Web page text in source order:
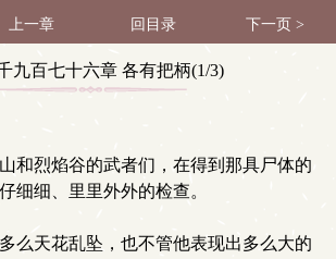
上一章 回目录 下一页 >
九百七十六章 各有把柄(1/3)
和烈焰谷的武者们，在得到那具尸体的
细细、里里外外的检查。
么天花乱坠，也不管他表现出多么大的